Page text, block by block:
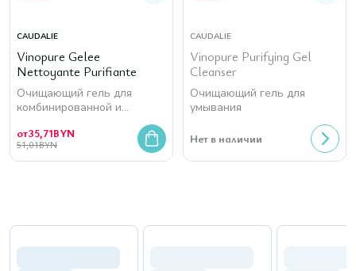
CAUDALIE
Vinopure Gelee
Nettoyante Purifiante
Очищающий гель для
комбинированной и
от35,71BYN
51,01BYN
CAUDALIE
Vinopure Purifying Gel
Cleanser
Очищающий гель для
умывания
Нет в наличии